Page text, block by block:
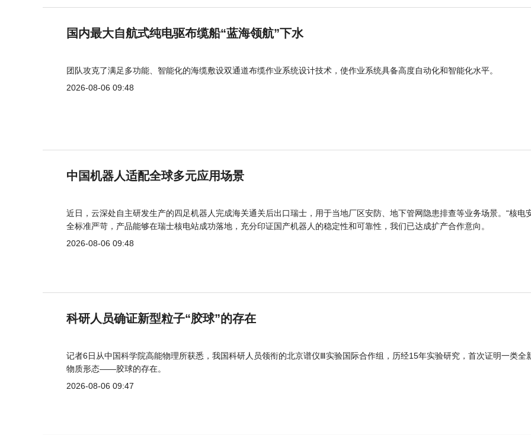
国内最大自航式纯电驱布缆船“蓝海领航”下水
团队攻克了满足多功能、智能化的海缆敷设双通道布缆作业系统设计技术，使作业系统具备高度自动化和智能化水平。
2026-08-06 09:48
中国机器人适配全球多元应用场景
近日，云深处自主研发生产的四足机器人完成海关通关后出口瑞士，用于当地厂区安防、地下管网隐患排查等业务场景。“核电
全标准严苛，产品能够在瑞士核电站成功落地，充分印证国产机器人的稳定性和可靠性，我们已达成扩产合作意向。
2026-08-06 09:48
科研人员确证新型粒子“胶球”的存在
记者6日从中国科学院高能物理所获悉，我国科研人员领衔的北京谱仪Ⅲ实验国际合作组，历经15年实验研究，首次证明一类全
物质形态——胶球的存在。
2026-08-06 09:47